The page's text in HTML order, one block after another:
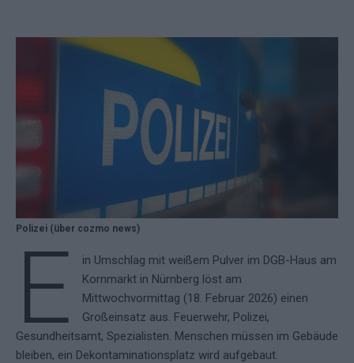
Polizei (über cozmo news)
E
in Umschlag mit weißem Pulver im DGB-Haus am
Kornmarkt in Nürnberg löst am
Mittwochvormittag (18. Februar 2026) einen
Großeinsatz aus. Feuerwehr, Polizei,
Gesundheitsamt, Spezialisten. Menschen müssen im Gebäude
bleiben, ein Dekontaminationsplatz wird aufgebaut.